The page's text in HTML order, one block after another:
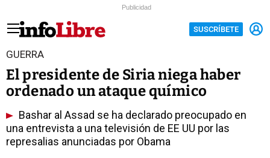
Publicidad
SUSCRÍBETE
GUERRA
El presidente de Siria niega haber
ordenado un ataque químico
Bashar al Assad se ha declarado preocupado en
una entrevista a una televisión de EE UU por las
represalias anunciadas por Obama